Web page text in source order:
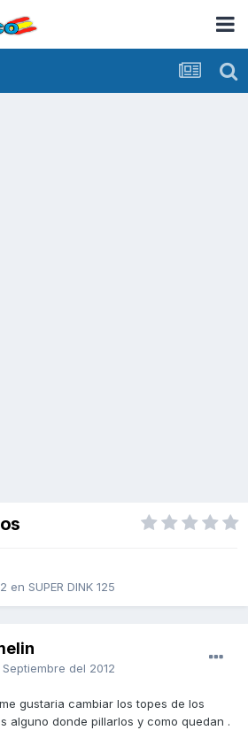
en SUPER DINK 125
Septiembre del 2012
gustaria cambiar los topes de los
alguno donde pillarlos y como quedan .